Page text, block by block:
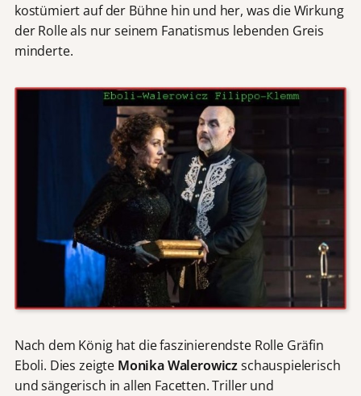
kostümiert auf der Bühne hin und her, was die Wirkung
der Rolle als nur seinem Fanatismus lebenden Greis
minderte.
Nach dem König hat die faszinierendste Rolle Gräfin
Eboli. Dies zeigte Monika Walerowiczschauspielerisch
und sängerisch in allen Facetten. Triller und